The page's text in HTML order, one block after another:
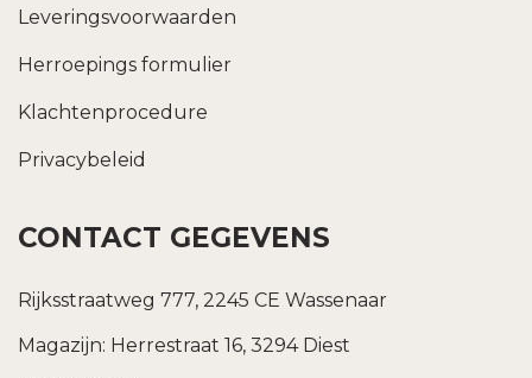
Leveringsvoorwaarden
Herroepings formulier
Klachtenprocedure
Privacybeleid
CONTACT GEGEVENS
Rijksstraatweg 777, 2245 CE Wassenaar
Magazijn: Herrestraat 16, 3294 Diest